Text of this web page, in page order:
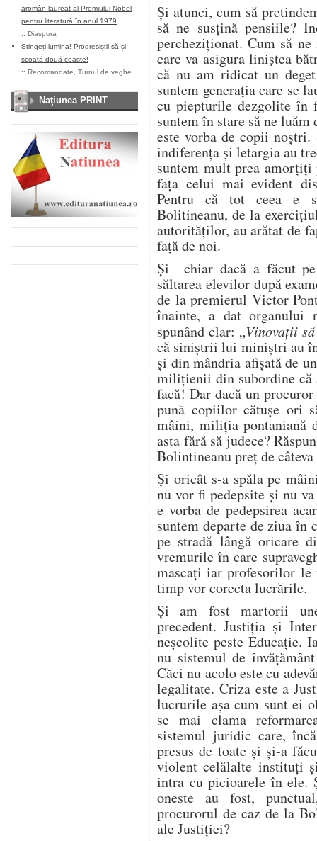
aromân laureat al Premiului Nobel
pentru literatură în anul 1979
:: Diaspora
Stingeți lumina! Progresiștii să-și
scoată două coaste!
:: Recomandate Turnul de veghe
Naţiunea PRINT
Şi atunci, cum să
să ne susţină pensiile?
percheziţionat. Cum să
care va asigura liniştea
că nu am ridicat un
suntem generaţia care se
cu piepturile dezgolite în
suntem în stare să ne
este vorba de copii noştri.
indiferenţa şi letargia au
suntem mult prea
fața celui mai evident
Pentru că tot ceea e
Bolitineanu, de la
autorităţilor, au arătat de
faţă de noi.
Şi chiar dacă a făcut pe
săltarea elevilor după
de la premierul Victor
înainte, a dat organului
spunând clar: „Vinovaţii
că siniştrii lui miniştri au
şi din mândria afişată de
miliţienii din subordine că
facă! Dar dacă un
pună copiilor cătuşe ori
mâini, miliţia pontaniană
asta fără să judece?
Bolintineanu preț de
Şi oricât s-a spăla pe
nu vor fi pedepsite şi nu
e vorba de pedepsirea
suntem departe de ziua
pe stradă lângă oricare
vremurile în care
mascaţi iar profesorilor
timp vor corecta lucrările.
Și am fost martorii
precedent. Justiţia şi
neşcolite peste Educaţie.
nu sistemul de
Căci nu acolo este cu
legalitate. Criza este a
lucrurile aşa cum sunt ei
se mai clama
sistemul juridic care,
presus de toate şi şi-a
violent celălalte instituţi
intra cu picioarele în ele.
oneste au fost,
procurorul de caz de la
ale Justiţiei?